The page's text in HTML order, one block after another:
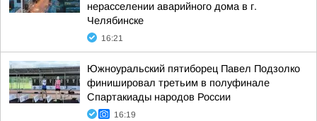
нерасселении аварийного дома в г.
Челябинске
16:21
Южноуральский пятиборец Павел Подзолко
финишировал третьим в полуфинале
Спартакиады народов России
16:19